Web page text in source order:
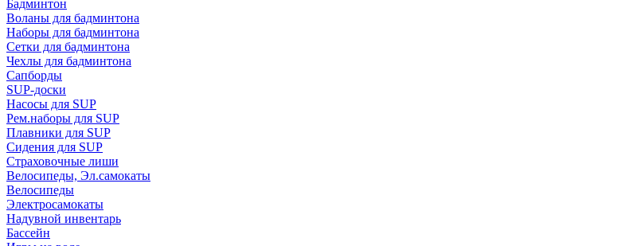
Бадминтон
Воланы для бадминтона
Наборы для бадминтона
Сетки для бадминтона
Чехлы для бадминтона
Сапборды
SUP-доски
Насосы для SUP
Рем.наборы для SUP
Плавники для SUP
Сидения для SUP
Страховочные лиши
Велосипеды, Эл.самокаты
Велосипеды
Электросамокаты
Надувной инвентарь
Бассейн